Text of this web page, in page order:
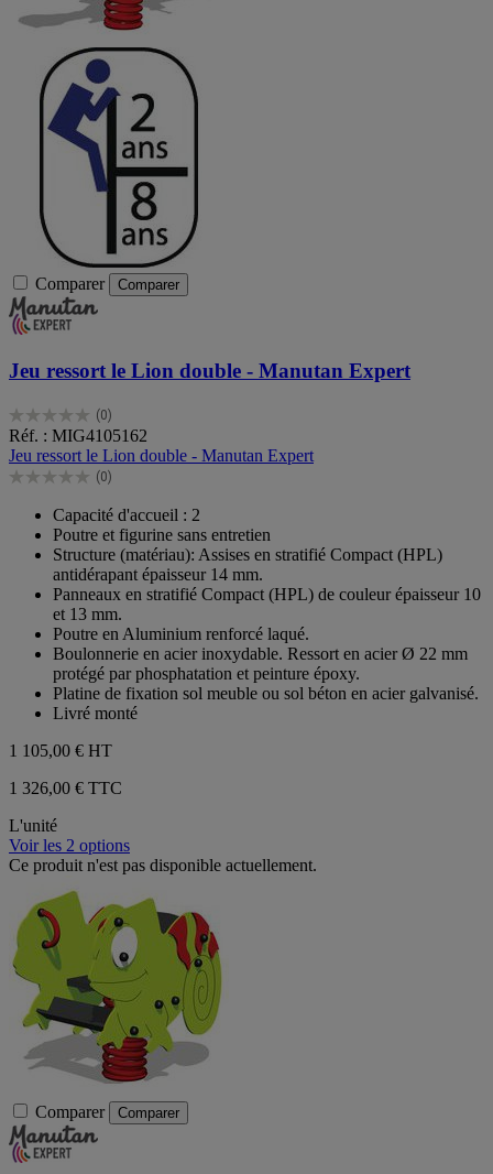
Comparer Comparer
Jeu ressort le Lion double - Manutan Expert
(0)
0.0
sur
5
étoiles.
Réf. : MIG4105162
Jeu ressort le Lion double - Manutan Expert
(0)
0.0
étoiles.
Capacité d'accueil : 2
Poutre et figurine sans entretien
Structure (matériau): Assises en stratifié Compact (HPL)
antidérapant épaisseur 14 mm.
Panneaux en stratifié Compact (HPL) de couleur épaisseur 10
et 13 mm.
Poutre en Aluminium renforcé laqué.
Boulonnerie en acier inoxydable. Ressort en acier Ø 22 mm
protégé par phosphatation et peinture époxy.
Platine de fixation sol meuble ou sol béton en acier galvanisé.
Livré monté
1 105,00 € HT
1 326,00 € TTC
L'unité
Voir les 2 options
Ce produit n'est pas disponible actuellement.
Comparer Comparer